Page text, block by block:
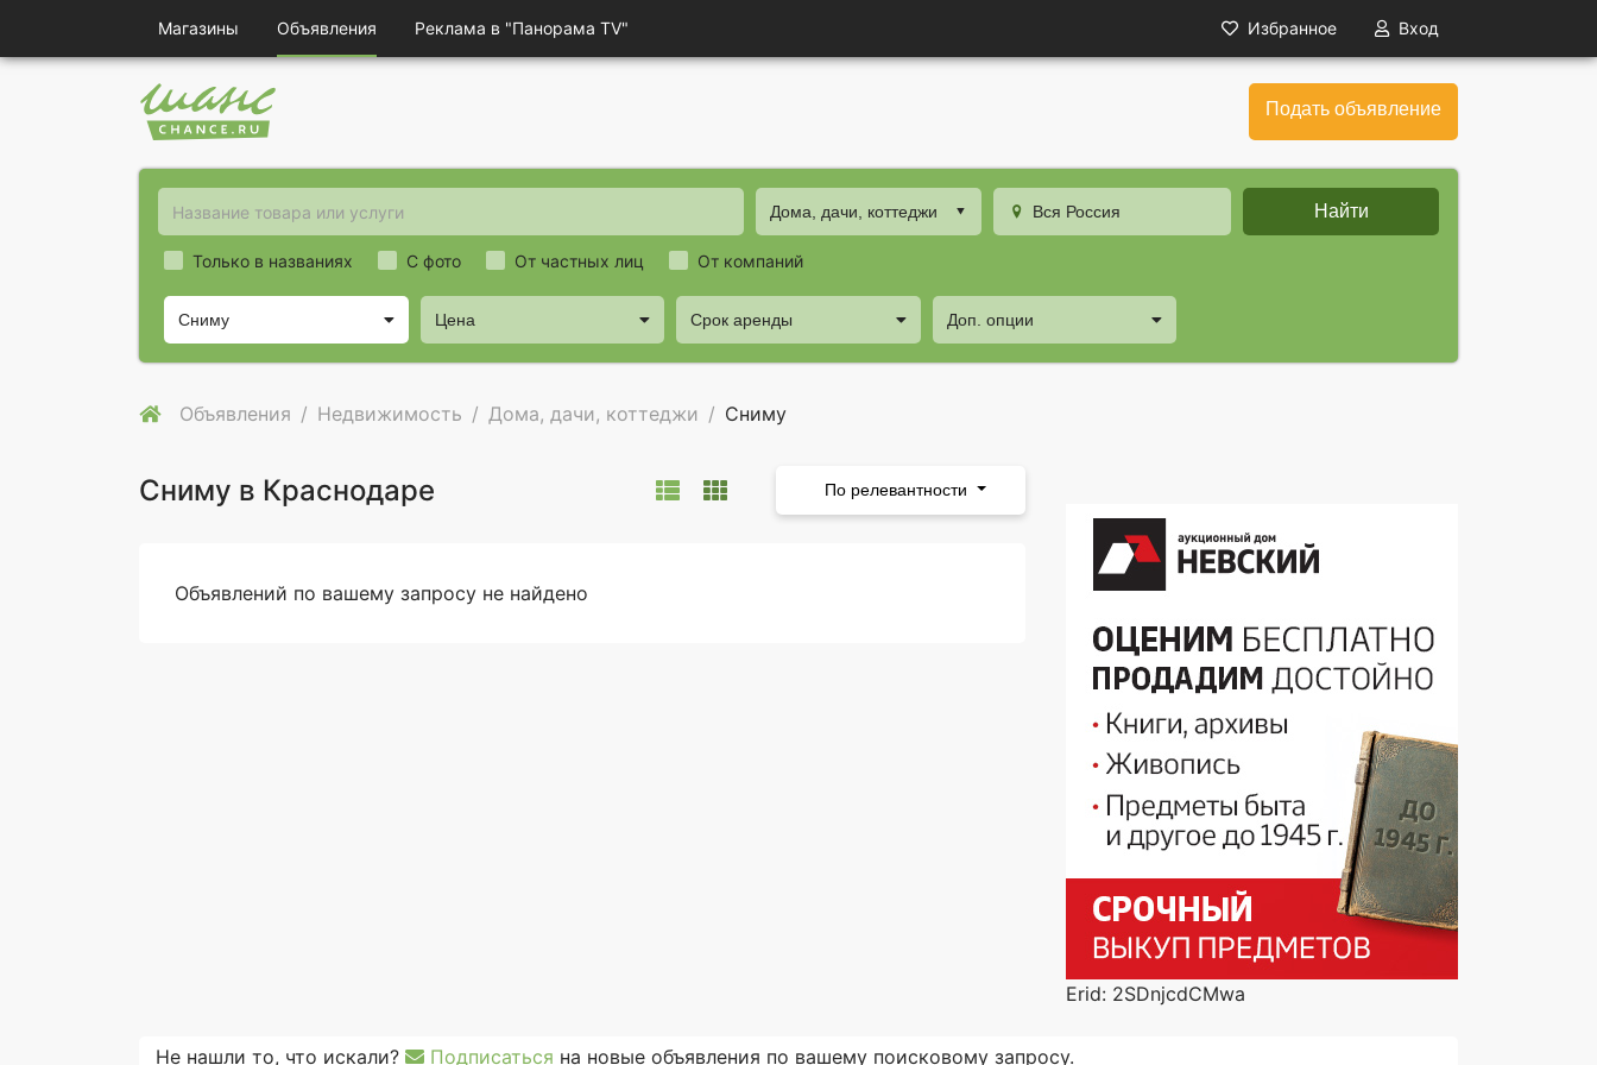
Магазины Объявления Реклама в "Панорама TV" Избранное Вход
Подать объявление
Дома, дачи, коттеджи Вся Россия Найти
Только в названиях
Сниму Цена Срок аренды Доп. опции
С фото От частных лиц От компаний
Объявления Недвижимость Дома, дачи, коттеджи Сниму
Сниму в Краснодаре По релевантности
Объявлений по вашему запросу не найдено
Erid: 2SDnjcdCMwa
Не нашли то, что искали? Подписаться на новые объявления по вашему поисковому запросу.